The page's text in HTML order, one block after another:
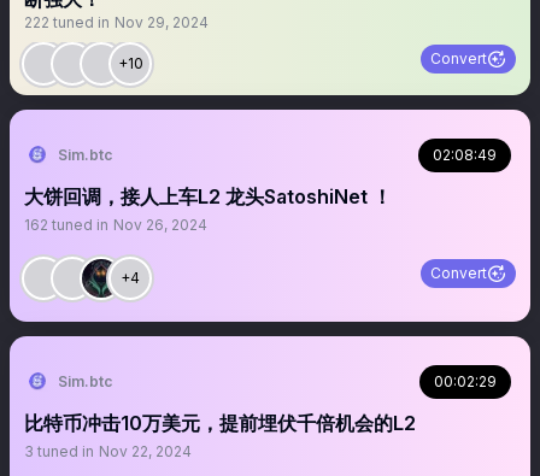
222 tuned in Nov 29, 2024
+10 Convert
Sim.btc 02:08:49
大饼回调，接人上车L2 龙头SatoshiNet ！
162 tuned in Nov 26, 2024
+4 Convert
Sim.btc 00:02:29
比特币冲击10万美元，提前埋伏千倍机会的L2
3 tuned in Nov 22, 2024